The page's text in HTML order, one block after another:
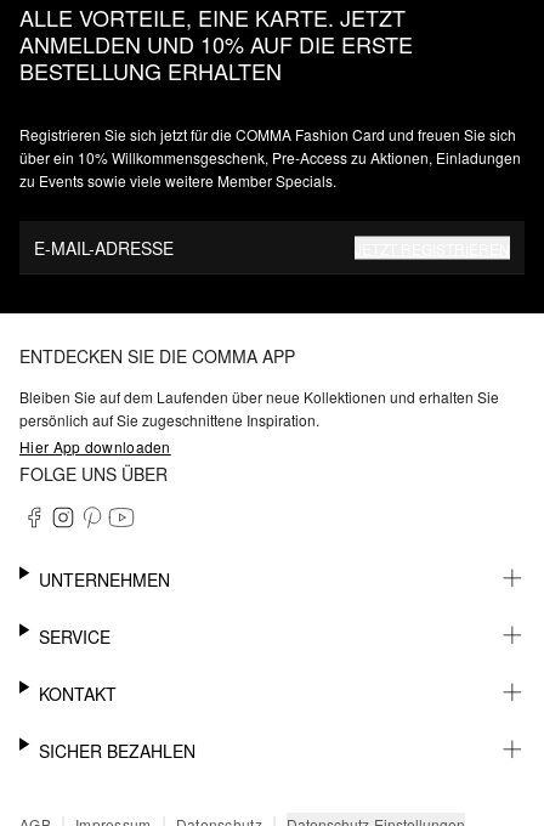
ALLE VORTEILE, EINE KARTE. JETZT
ANMELDEN UND 10% AUF DIE ERSTE
BESTELLUNG ERHALTEN
Registrieren Sie sich jetzt für die COMMA Fashion Card und freuen Sie sich
über ein 10% Willkommensgeschenk, Pre-Access zu Aktionen, Einladungen
zu Events sowie viele weitere Member Specials.
E-MAIL-ADRESSE
ENTDECKEN SIE DIE COMMA APP
Bleiben Sie auf dem Laufenden über neue Kollektionen und erhalten Sie
persönlich auf Sie zugeschnittene Inspiration.
Hier App downloaden
FOLGE UNS ÜBER
UNTERNEHMEN
KARRIERE
BARRIEREFREIHEIT
SERVICE
WHATSAPP
MEIN KONTO
KONTAKT
SUPPORT
SICHER BEZAHLEN